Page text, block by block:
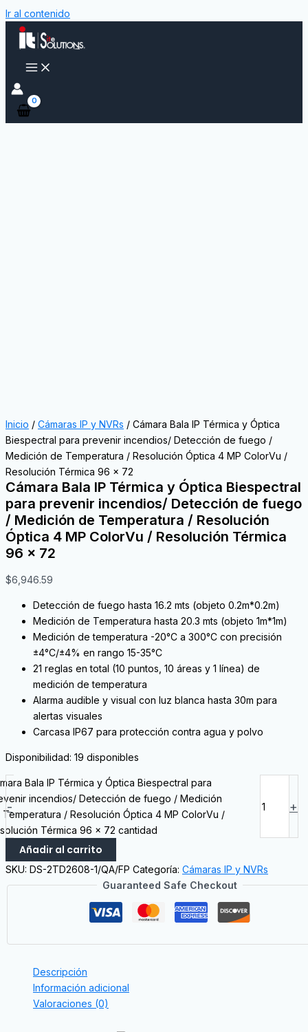
Ir al contenido
Inicio / Cámaras IP y NVRs / Cámara Bala IP Térmica y Óptica
Biespectral para prevenir incendios/ Detección de fuego /
Medición de Temperatura / Resolución Óptica 4 MP ColorVu /
Resolución Térmica 96 x 72
Cámara Bala IP Térmica y Óptica Biespectral
para prevenir incendios/ Detección de fuego
/ Medición de Temperatura / Resolución
Óptica 4 MP ColorVu / Resolución Térmica
96 x 72
$6,946.59
Detección de fuego hasta 16.2 mts (objeto 0.2m*0.2m)
Medición de Temperatura hasta 20.3 mts (objeto 1m*1m)
Medición de temperatura -20°C a 300°C con precisión
±4°C/±4% en rango 15-35°C
21 reglas en total (10 puntos, 10 áreas y 1 línea) de
medición de temperatura
Alarma audible y visual con luz blanca hasta 30m para
alertas visuales
Carcasa IP67 para protección contra agua y polvo
Disponibilidad: 19 disponibles
-
Bala IP Térmica y Óptica Biespectral para
incendios/ Detección de fuego / Medición
/ Resolución Óptica 4 MP ColorVu /
Térmica 96 x 72 cantidad
+
Añadir al carrito
SKU: DS-2TD2608-1/QA/FP Categoría: Cámaras IP y NVRs
Guaranteed Safe Checkout
Descripción
Información adicional
Valoraciones (0)